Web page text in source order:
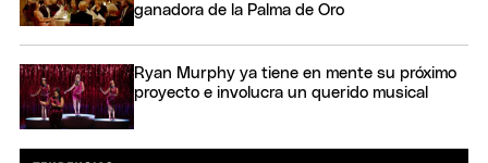
ganadora de la Palma de Oro
Ryan Murphy ya tiene en mente su próximo
proyecto e involucra un querido musical